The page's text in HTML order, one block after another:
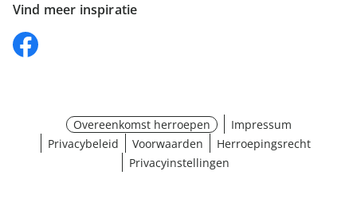
Vind meer inspiratie
Overeenkomst herroepen
Impressum
Privacybeleid
Voorwaarden
Herroepingsrecht
Privacyinstellingen